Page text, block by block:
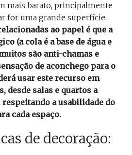
mais barato, principalmente
for uma grande superfície.
ao papel é que a
(a cola é a base de água e
são anti-chamas e
de aconchego para o
usar este recurso em
desde salas e quartos a
respeitando a usabilidade do
cada espaço.
de decoração: